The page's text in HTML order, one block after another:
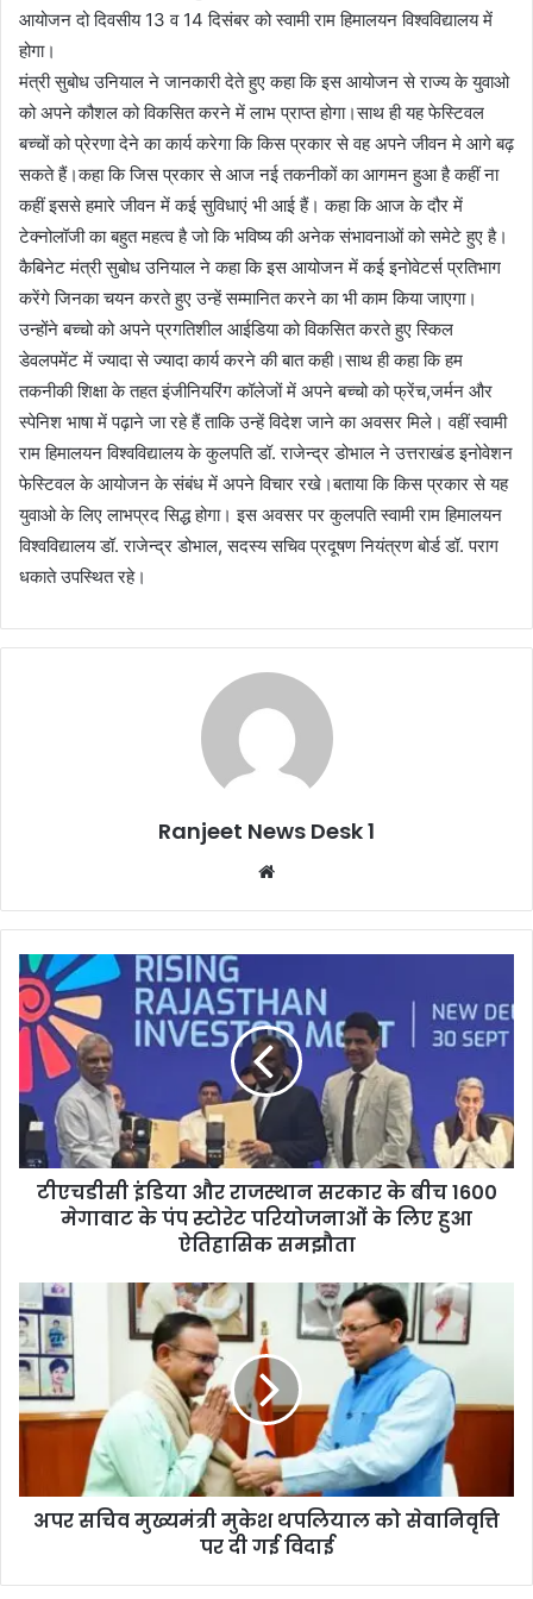
आयोजन दो दिवसीय 13 व 14 दिसंबर को स्वामी राम हिमालयन विश्वविद्यालय में
होगा।
मंत्री सुबोध उनियाल ने जानकारी देते हुए कहा कि इस आयोजन से राज्य के युवाओ
को अपने कौशल को विकसित करने में लाभ प्राप्त होगा।साथ ही यह फेस्टिवल
बच्चों को प्रेरणा देने का कार्य करेगा कि किस प्रकार से वह अपने जीवन मे आगे बढ़
सकते हैं।कहा कि जिस प्रकार से आज नई तकनीकों का आगमन हुआ है कहीं ना
कहीं इससे हमारे जीवन में कई सुविधाएं भी आई हैं। कहा कि आज के दौर में
टेक्नोलॉजी का बहुत महत्व है जो कि भविष्य की अनेक संभावनाओं को समेटे हुए है।
कैबिनेट मंत्री सुबोध उनियाल ने कहा कि इस आयोजन में कई इनोवेटर्स प्रतिभाग
करेंगे जिनका चयन करते हुए उन्हें सम्मानित करने का भी काम किया जाएगा।
उन्होंने बच्चो को अपने प्रगतिशील आईडिया को विकसित करते हुए स्किल
डेवलपमेंट में ज्यादा से ज्यादा कार्य करने की बात कही।साथ ही कहा कि हम
तकनीकी शिक्षा के तहत इंजीनियरिंग कॉलेजों में अपने बच्चो को फ्रेंच,जर्मन और
स्पेनिश भाषा में पढ़ाने जा रहे हैं ताकि उन्हें विदेश जाने का अवसर मिले। वहीं स्वामी
राम हिमालयन विश्वविद्यालय के कुलपति डॉ. राजेन्द्र डोभाल ने उत्तराखंड इनोवेशन
फेस्टिवल के आयोजन के संबंध में अपने विचार रखे।बताया कि किस प्रकार से यह
युवाओ के लिए लाभप्रद सिद्ध होगा। इस अवसर पर कुलपति स्वामी राम हिमालयन
विश्वविद्यालय डॉ. राजेन्द्र डोभाल, सदस्य सचिव प्रदूषण नियंत्रण बोर्ड डॉ. पराग
धकाते उपस्थित रहे।
Ranjeet News Desk 1
te
टीएचडीसी इंडिया और राजस्थान सरकार के बीच 1600
मेगावाट के पंप स्टोरेट परियोजनाओं के लिए हुआ
ऐतिहासिक समझौता
अपर सचिव मुख्यमंत्री मुकेश थपलियाल को सेवानिवृत्ति
पर दी गई विदाई